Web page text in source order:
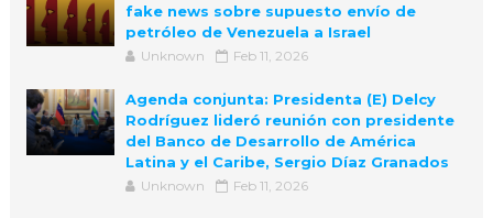
fake news sobre supuesto envío de
petróleo de Venezuela a Israel
Unknown Feb 11, 2026
Agenda conjunta: Presidenta (E) Delcy
Rodríguez lideró reunión con presidente
del Banco de Desarrollo de América
Latina y el Caribe, Sergio Díaz Granados
Unknown Feb 11, 2026